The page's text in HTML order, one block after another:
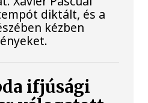
diktált, és a
kézben
ifjúsági